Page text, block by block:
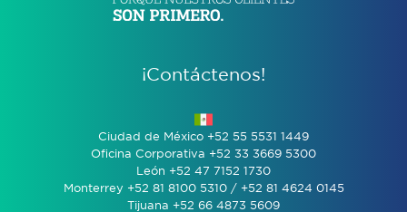
¡Contáctenos!
Ciudad de México +52 55 5531 1449
Oficina Corporativa +52 33 3669 5300
León +52 47 7152 1730
Monterrey +52 81 8100 5310 / +52 81 4624 0145
Tijuana +52 66 4873 5609